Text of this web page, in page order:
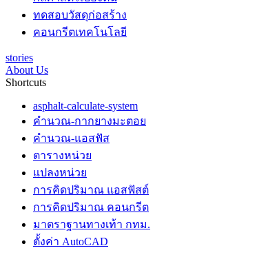
ทดสอบวัสดุก่อสร้าง
คอนกรีตเทคโนโลยี
stories
About Us
Shortcuts
asphalt-calculate-system
คำนวณ-กากยางมะตอย
คำนวณ-แอสฟัส
ตารางหน่วย
แปลงหน่วย
การคิดปริมาณ แอสฟัสต์
การคิดปริมาณ คอนกรีต
มาตราฐานทางเท้า กทม.
ตั้งค่า AutoCAD